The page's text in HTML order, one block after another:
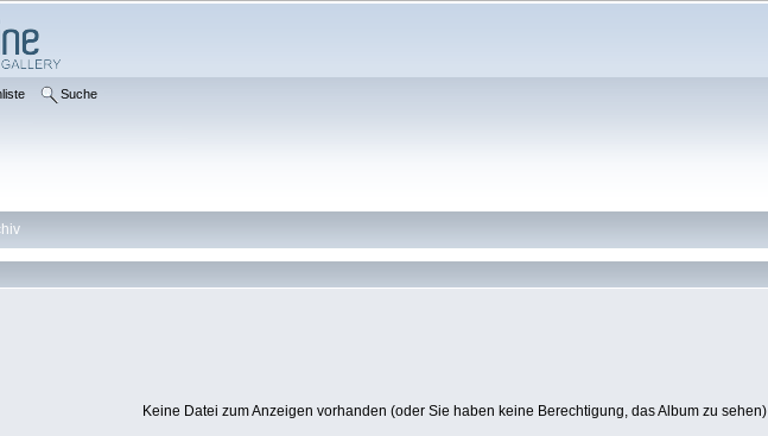
Suche
Keine Datei zum Anzeigen vorhanden (oder Sie haben keine Berechtigung, das Album zu sehen)